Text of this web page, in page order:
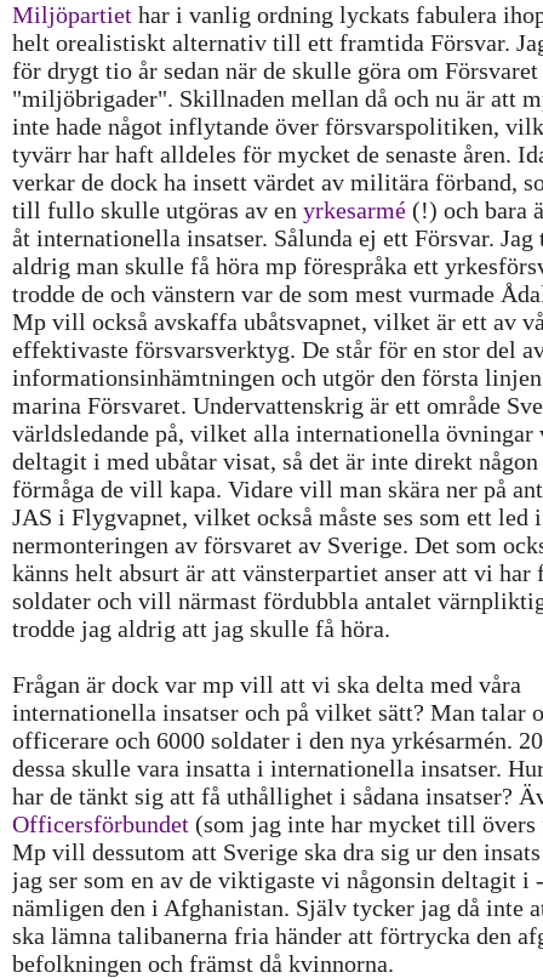
Miljöpartiet har i vanlig ordning lyckats fabulera
helt orealistiskt alternativ till ett framtida Försvar.
för drygt tio år sedan när de skulle göra om
"miljöbrigader". Skillnaden mellan då och nu är att
inte hade något inflytande över försvarspolitiken,
tyvärr har haft alldeles för mycket de senaste åren.
verkar de dock ha insett värdet av militära förband,
till fullo skulle utgöras av en yrkesarmé (!) och bara
åt internationella insatser. Sålunda ej ett Försvar. Jag
aldrig man skulle få höra mp förespråka ett
trodde de och vänstern var de som mest vurmade
Mp vill också avskaffa ubåtsvapnet, vilket är ett av
effektivaste försvarsverktyg. De står för en stor del
informationsinhämtningen och utgör den första
marina Försvaret. Undervattenskrig är ett område
världsledande på, vilket alla internationella övningar
deltagit i med ubåtar visat, så det är inte direkt någon
förmåga de vill kapa. Vidare vill man skära ner på
JAS i Flygvapnet, vilket också måste ses som ett led i
nermonteringen av försvaret av Sverige. Det som
känns helt absurt är att vänsterpartiet anser att vi
soldater och vill närmast fördubbla antalet
trodde jag aldrig att jag skulle få höra.
Frågan är dock var mp vill att vi ska delta med våra
internationella insatser och på vilket sätt? Man talar
officerare och 6000 soldater i den nya yrkésarmén.
dessa skulle vara insatta i internationella insatser.
har de tänkt sig att få uthållighet i sådana insatser?
Officersförbundet (som jag inte har mycket till
Mp vill dessutom att Sverige ska dra sig ur den
jag ser som en av de viktigaste vi någonsin deltagit i -
nämligen den i Afghanistan. Själv tycker jag då inte
ska lämna talibanerna fria händer att förtrycka den
befolkningen och främst då kvinnorna.